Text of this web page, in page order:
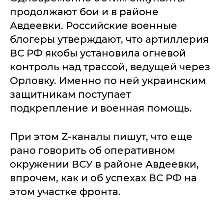
продолжают бои и в районе
Авдеевки. Российские военные
блогеры утверждают, что артиллерия
ВС РФ якобы установила огневой
контроль над трассой, ведущей через
Орловку. Именно по ней украинским
защитникам поступает
подкрепление и военная помощь.
При этом Z-каналы пишут, что еще
рано говорить об оперативном
окружении ВСУ в районе Авдеевки,
впрочем, как и об успехах ВС РФ на
этом участке фронта.